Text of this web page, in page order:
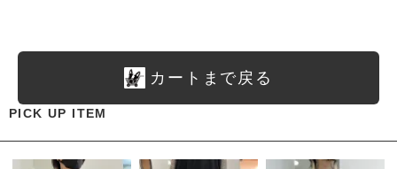
カートまで戻る
PICK UP ITEM